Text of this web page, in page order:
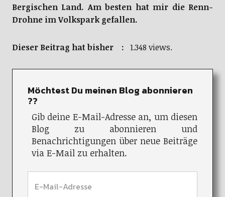
Drohne im Volkspark gefallen.
??
Gib deine E-Mail-Adresse an, um diesen
Blog zu abonnieren und
Benachrichtigungen über neue Beiträge
via E-Mail zu erhalten.